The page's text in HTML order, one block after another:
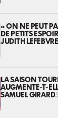
« ON NE PEUT
DE PETITS
AVEC AVI LEWIS
JUDITH LEFEBVRE
LA SAISON
AUGMENTE-T-
VIOLENCES
SAMUEL GIRARD